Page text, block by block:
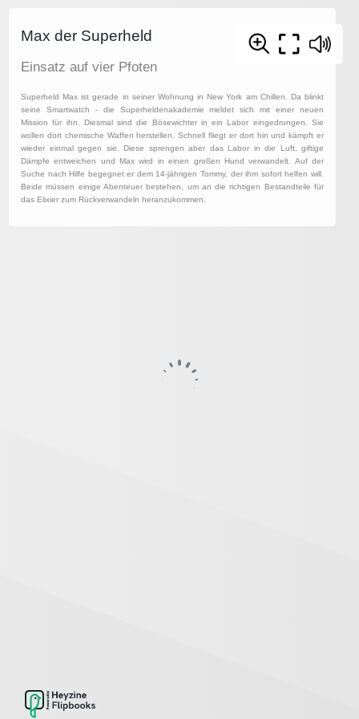
Max der Superheld
Einsatz auf vier Pfoten
Superheld Max ist gerade in seiner Wohnung in New York am Chillen. Da blinkt
seine Smartwatch - die Superheldenakademie meldet sich mit einer neuen
Mission für ihn. Diesmal sind die Bösewichter in ein Labor eingedrungen. Sie
wollen dort chemische Waffen herstellen. Schnell fliegt er dort hin und kämpft er
wieder einmal gegen sie. Diese sprengen aber das Labor in die Luft, giftige
Dämpfe entweichen und Max wird in einen großen Hund verwandelt. Auf der
Suche nach Hilfe begegnet er dem 14-jährigen Tommy, der ihm sofort helfen will.
Beide müssen einige Abenteuer bestehen, um an die richtigen Bestandteile für
das Elixier zum Rückverwandeln heranzukommen.